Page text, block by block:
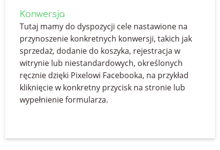
Konwersja
Tutaj mamy do dyspozycji cele nastawione na
przynoszenie konkretnych konwersji, takich jak
sprzedaż, dodanie do koszyka, rejestracja w
witrynie lub niestandardowych, określonych
ręcznie dzięki Pixelowi Facebooka, na przykład
kliknięcie w konkretny przycisk na stronie lub
wypełnienie formularza.